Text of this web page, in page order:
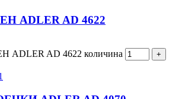
ADLER AD 4622
ADLER AD 4622 количина